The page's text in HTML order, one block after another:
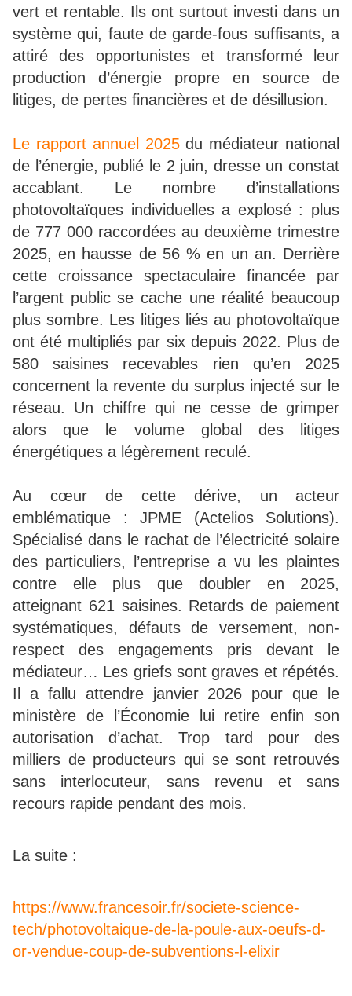
vert et rentable. Ils ont surtout investi dans un
système qui, faute de garde-fous suffisants, a
attiré des opportunistes et transformé leur
production d’énergie propre en source de
litiges, de pertes financières et de désillusion.
Le rapport annuel 2025du médiateur national
de l’énergie, publié le 2 juin, dresse un constat
accablant. Le nombre d’installations
photovoltaïques individuelles a explosé : plus
de 777 000 raccordées au deuxième trimestre
2025, en hausse de 56 % en un an. Derrière
cette croissance spectaculaire financée par
l’argent public se cache une réalité beaucoup
plus sombre. Les litiges liés au photovoltaïque
ont été multipliés par six depuis 2022. Plus de
580 saisines recevables rien qu’en 2025
concernent la revente du surplus injecté sur le
réseau. Un chiffre qui ne cesse de grimper
alors que le volume global des litiges
énergétiques a légèrement reculé.
Au cœur de cette dérive, un acteur
emblématique : JPME (Actelios Solutions).
Spécialisé dans le rachat de l’électricité solaire
des particuliers, l’entreprise a vu les plaintes
contre elle plus que doubler en 2025,
atteignant 621 saisines. Retards de paiement
systématiques, défauts de versement, non-
respect des engagements pris devant le
médiateur… Les griefs sont graves et répétés.
Il a fallu attendre janvier 2026 pour que le
ministère de l’Économie lui retire enfin son
autorisation d’achat. Trop tard pour des
milliers de producteurs qui se sont retrouvés
sans interlocuteur, sans revenu et sans
recours rapide pendant des mois.
La suite :
https://www.francesoir.fr/societe-science-
tech/photovoltaique-de-la-poule-aux-oeufs-d-
or-vendue-coup-de-subventions-l-elixir